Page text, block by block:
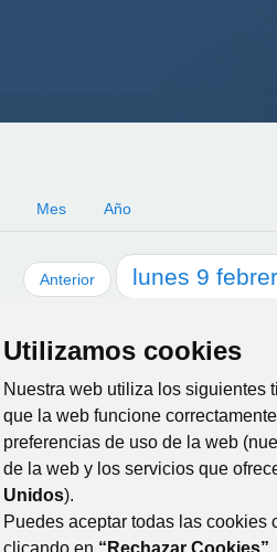
Utilizamos cookies
Nuestra web utiliza los siguientes
que la web funcione
preferencias de uso de la web
de la web y los servicios que
Unidos).
Puedes aceptar todas las cookies
clicando en “Rechazar Cookies”
Mes Año
Anterior lunes 9